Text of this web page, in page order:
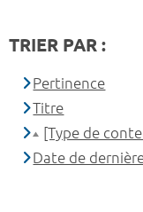
TRIER PAR :
Pertinence
Titre
[Type de
Date de